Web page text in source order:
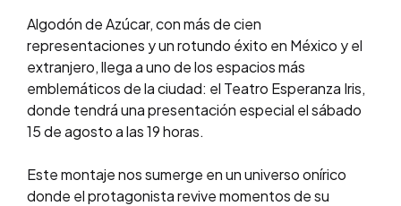
Algodón de Azúcar, con más de cien
representaciones y un rotundo éxito en México y el
extranjero, llega a uno de los espacios más
emblemáticos de la ciudad: el Teatro Esperanza Iris,
donde tendrá una presentación especial el sábado
15 de agosto a las 19 horas.
Este montaje nos sumerge en un universo onírico
donde el protagonista revive momentos de su